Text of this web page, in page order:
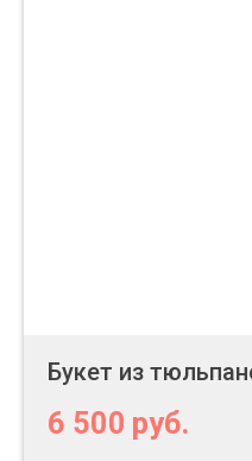
Букет из
6 500 руб.